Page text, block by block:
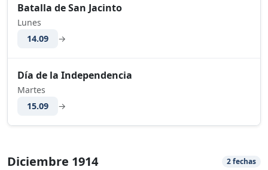
Batalla de San Jacinto
Lunes
14.09
→
Día de la Independencia
Martes
15.09
→
Diciembre 1914 2 fechas